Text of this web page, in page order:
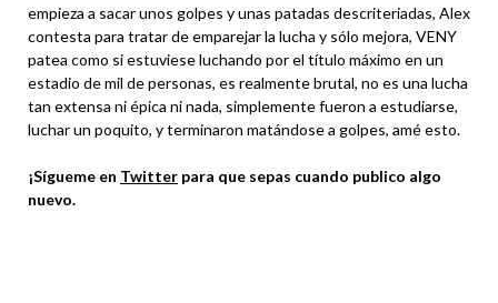
empieza a sacar unos golpes y unas patadas descriteriadas, Alex
contesta para tratar de emparejar la lucha y sólo mejora, VENY
patea como si estuviese luchando por el título máximo en un
estadio de mil de personas, es realmente brutal, no es una lucha
tan extensa ni épica ni nada, simplemente fueron a estudiarse,
luchar un poquito, y terminaron matándose a golpes, amé esto.
¡Sígueme en Twitter para que sepas cuando publico algo
nuevo.